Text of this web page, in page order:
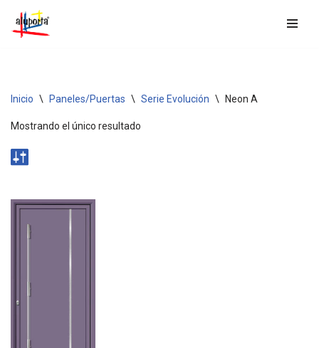
Saltar
Inicio \ Paneles/Puertas \ Serie Evolución \ Neon A
Mostrando el único resultado